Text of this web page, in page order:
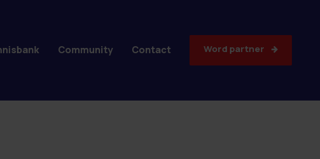
Community Contact Word partner